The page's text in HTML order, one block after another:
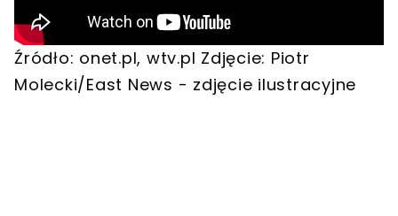
Źródło: onet.pl, wtv.pl Zdjęcie: Piotr
Molecki/East News - zdjęcie ilustracyjne